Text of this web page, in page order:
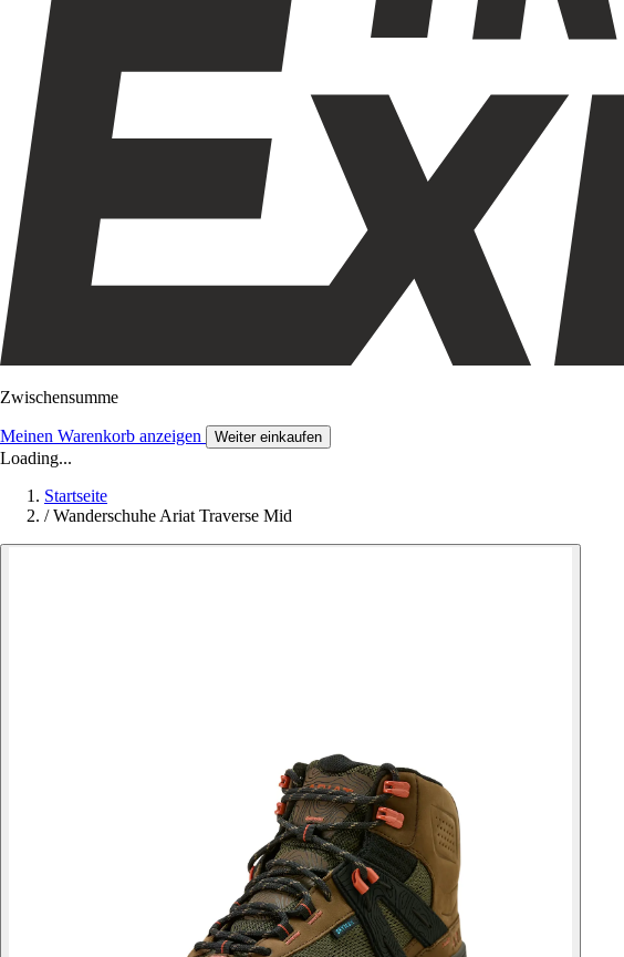
Zwischensumme
Meinen Warenkorb anzeigen Weiter einkaufen
Loading...
Startseite
/ Wanderschuhe Ariat Traverse Mid